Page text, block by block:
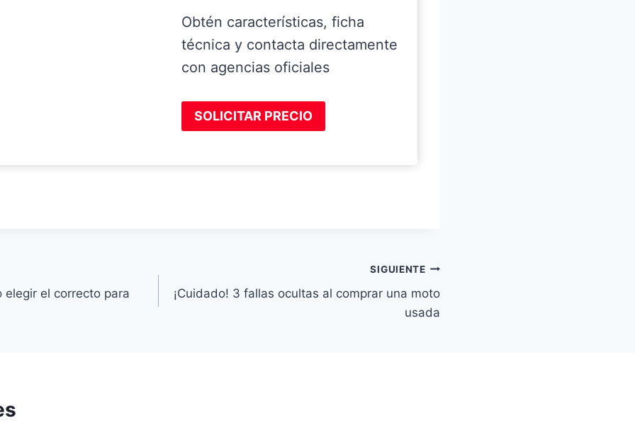
Obtén características, ficha
técnica y contacta directamente
con agencias oficiales
SOLICITAR PRECIO
elegir el correcto para
SIGUIENTE
¡Cuidado! 3 fallas ocultas al comprar una moto
usada